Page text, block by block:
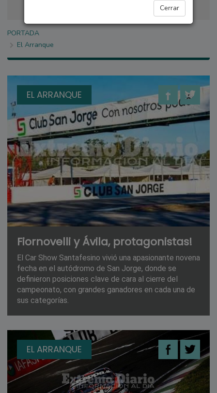
Cerrar
PORTADA
El Arranque
EL ARRANQUE
Fiornovelli y Ávila, protagonistas!
El Car Show Santafesino vivió una apasionante novena
fecha en el autódromo de San Jorge, donde se
definieron posiciones clave de cara al cierre del
campeonato, con grandes ganadores en cada una de
sus categorías.
EL ARRANQUE